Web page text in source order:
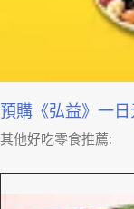
預購《弘益》一
其他好吃零食推薦: